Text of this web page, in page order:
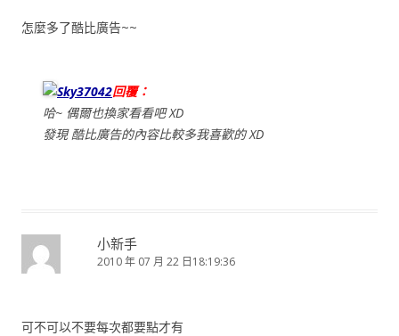
怎麼多了酷比廣告~~
Sky37042回覆：
哈~ 偶爾也換家看看吧 XD
發現 酷比廣告的內容比較多我喜歡的 XD
小新手
2010 年 07 月 22 日18:19:36
可不可以不要每次都要點才有